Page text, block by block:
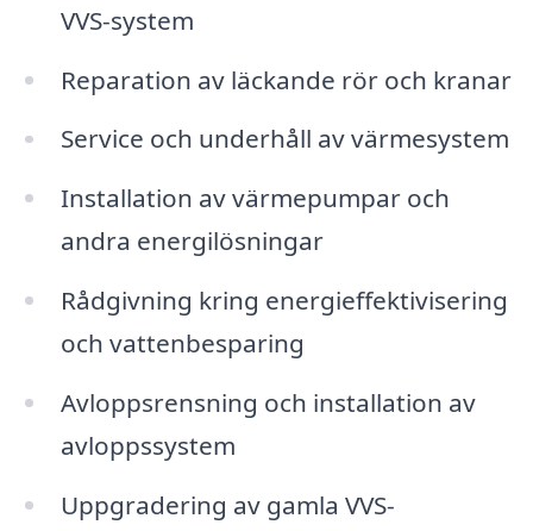
VVS-system
Reparation av läckande rör och kranar
Service och underhåll av värmesystem
Installation av värmepumpar och
andra energilösningar
Rådgivning kring energieffektivisering
och vattenbesparing
Avloppsrensning och installation av
avloppssystem
Uppgradering av gamla VVS-